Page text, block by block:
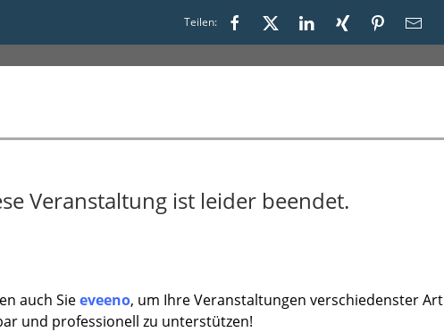
Teilen:
Veranstaltung ist leider beendet.
auch Sieeveeno, um Ihre Veranstaltungen verschiedenster Art
und professionell zu unterstützen!